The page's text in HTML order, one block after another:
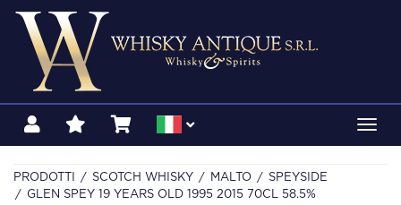
PRODOTTI SCOTCH WHISKY MALTO
SPEYSIDE
GLEN SPEY 19 YEARS OLD 1995 2015 70CL 58.5%